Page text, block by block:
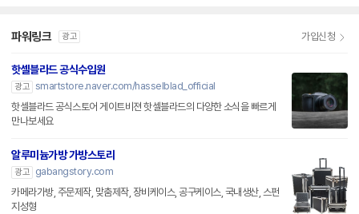
파워링크 광고 가입신청
핫셀블라드 공식수입원
광고 smartstore.naver.com/hasselblad_official
핫셀블라드 공식스토어 게이트비젼 핫셀블라드의 다양한 소식을 빠르게
만나보세요
알루미늄가방 가방스토리
광고
gabangstory.com
카메라가방, 주문제작, 맞춤제작, 장비케이스, 공구케이스, 국내생산, 스펀
지성형